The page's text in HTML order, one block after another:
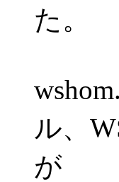
た。
ル、
が